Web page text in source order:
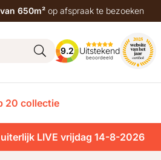
650m² op afspraak te bezoeken
9.2 Uitstekend
beoordeeld
20 collectie
LIVE vrijdag 14-8-2026